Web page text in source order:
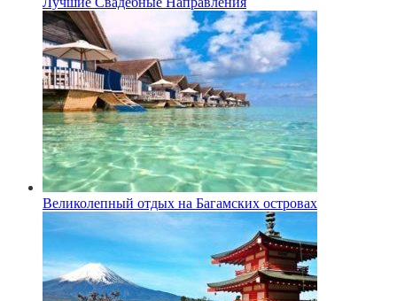
Великолепный отдых на Багамских островах